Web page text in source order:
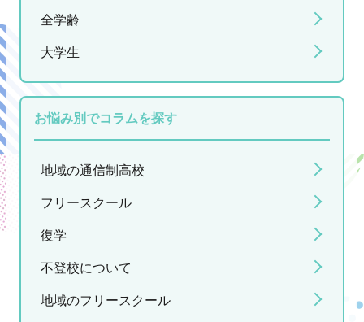
全学齢
大学生
お悩み別でコラムを探す
地域の通信制高校
フリースクール
復学
不登校について
地域のフリースクール